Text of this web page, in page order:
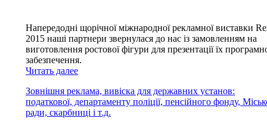
Напередодні щорічної міжнародної рекламної виставки
2015 наші партнери звернулася до нас із замовленням на
виготовлення ростової фігури для презентації їх
забезпечення.
Читать далее
Зовнішня реклама, вивіска для державних установ:
податкової, департаменту поліції, пенсійного фонду,
ради, скарбниці і т.д.